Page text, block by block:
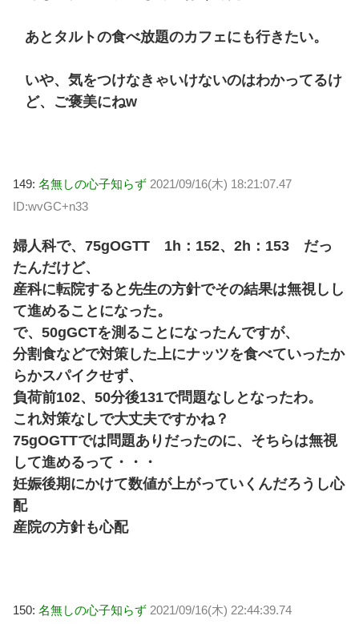
あとタルトの食べ放題のカフェにも行きたい。
いや、気をつけなきゃいけないのはわかってるけ
ど、ご褒美にねw
149: 名無しの心子知らず 2021/09/16(木) 18:21:07.47
ID:wvGC+n33
婦人科で、75gOGTT 1h：152、2h：153 だっ
たんだけど、
産科に転院すると先生の方針でその結果は無視しし
て進めることになった。
で、50gGCTを測ることになったんですが、
分割食などで対策した上にナッツを食べていったか
らかスパイクせず、
負荷前102、50分後131で問題なしとなったわ。
これ対策なしで大丈夫ですかね？
75gOGTTでは問題ありだったのに、そちらは無視
して進めるって・・・
妊娠後期にかけて数値が上がっていくんだろうし心
配
産院の方針も心配
150: 名無しの心子知らず 2021/09/16(木) 22:44:39.74